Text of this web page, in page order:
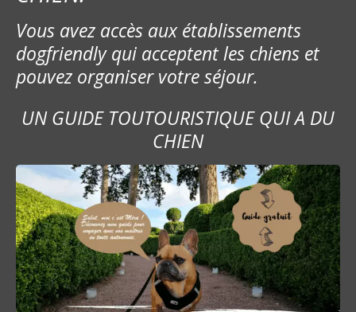
Vous avez accès aux établissements
dogfriendly qui acceptent les chiens et
pouvez organiser votre séjour.
UN GUIDE TOUTOURISTIQUE QUI A DU
CHIEN